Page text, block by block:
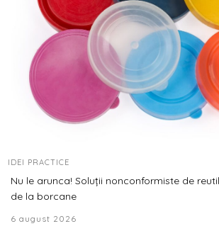
IDEI PRACTICE
Nu le arunca! Soluții nonconformiste de
de la borcane
6 august 2026